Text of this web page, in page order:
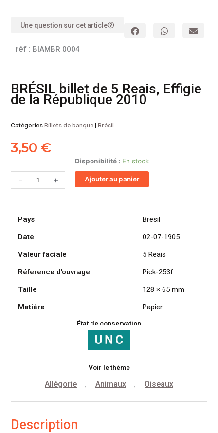
Une question sur cet article
réf : BIAMBR 0004
BRÉSIL billet de 5 Reais, Effigie
de la République 2010
CatégoriesBillets de banque|Brésil
3,50€
Disponibilité : En stock
-
de
BRÉSIL
de
Reais,
Effigie
République
+ Ajouter au panier
Pays
Brésil
Date
02-07-1905
Valeur faciale
5 Reais
Réference d'ouvrage
Pick-253f
Taille
128 × 65 mm
Matiére
Papier
État de conservation
Voir le thème
Allégorie , Animaux , Oiseaux
Description